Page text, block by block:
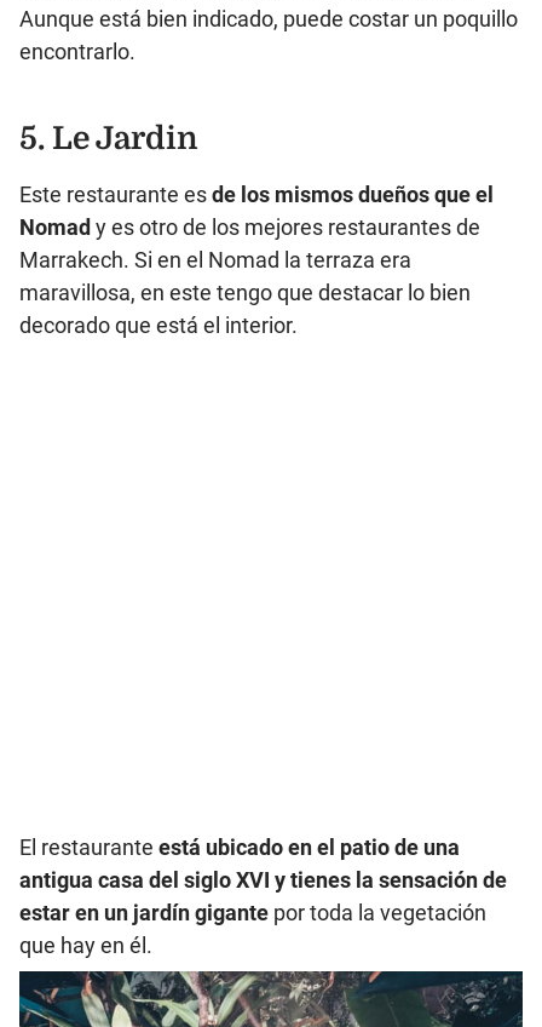
Aunque está bien indicado, puede costar un poquillo
encontrarlo.
5. Le Jardin
Este restaurante esde los mismos dueños que el
Nomad y es otro de los mejores restaurantes de
Marrakech. Si en el Nomad la terraza era
maravillosa, en este tengo que destacar lo bien
decorado que está el interior.
El restaurante está ubicado en el patio de una
antigua casa del siglo XVI y tienes la sensación de
estar en un jardín gigante por toda la vegetación
que hay en él.